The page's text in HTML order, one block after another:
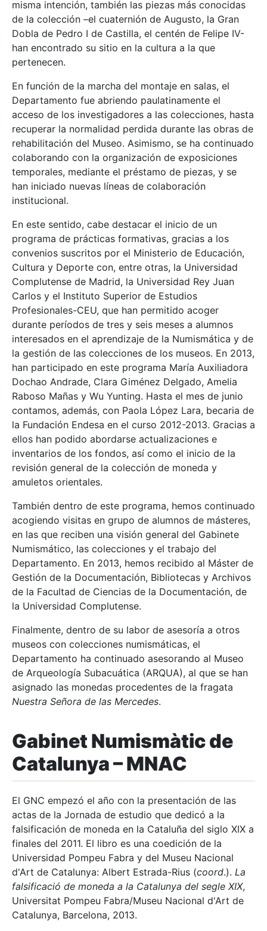
misma intención, también las piezas más conocidas
de la colección –el cuaternión de Augusto, la Gran
Dobla de Pedro I de Castilla, el centén de Felipe IV-
han encontrado su sitio en la cultura a la que
pertenecen.
En función de la marcha del montaje en salas, el
Departamento fue abriendo paulatinamente el
acceso de los investigadores a las colecciones, hasta
recuperar la normalidad perdida durante las obras de
rehabilitación del Museo. Asimismo, se ha continuado
colaborando con la organización de exposiciones
temporales, mediante el préstamo de piezas, y se
han iniciado nuevas líneas de colaboración
institucional.
En este sentido, cabe destacar el inicio de un
programa de prácticas formativas, gracias a los
convenios suscritos por el Ministerio de Educación,
Cultura y Deporte con, entre otras, la Universidad
Complutense de Madrid, la Universidad Rey Juan
Carlos y el Instituto Superior de Estudios
Profesionales-CEU, que han permitido acoger
durante períodos de tres y seis meses a alumnos
interesados en el aprendizaje de la Numismática y de
la gestión de las colecciones de los museos. En 2013,
han participado en este programa María Auxiliadora
Dochao Andrade, Clara Giménez Delgado, Amelia
Raboso Mañas y Wu Yunting. Hasta el mes de junio
contamos, además, con Paola López Lara, becaria de
la Fundación Endesa en el curso 2012-2013. Gracias a
ellos han podido abordarse actualizaciones e
inventarios de los fondos, así como el inicio de la
revisión general de la colección de moneda y
amuletos orientales.
También dentro de este programa, hemos continuado
acogiendo visitas en grupo de alumnos de másteres,
en las que reciben una visión general del Gabinete
Numismático, las colecciones y el trabajo del
Departamento. En 2013, hemos recibido al Máster de
Gestión de la Documentación, Bibliotecas y Archivos
de la Facultad de Ciencias de la Documentación, de
la Universidad Complutense.
Finalmente, dentro de su labor de asesoría a otros
museos con colecciones numismáticas, el
Departamento ha continuado asesorando al Museo
de Arqueología Subacuática (ARQUA), al que se han
asignado las monedas procedentes de la fragata
Nuestra Señora de las Mercedes.
Gabinet Numismàtic de
Catalunya – MNAC
El GNC empezó el año con la presentación de las
actas de la Jornada de estudio que dedicó a la
falsificación de moneda en la Cataluña del siglo XIX a
finales del 2011. El libro es una coedición de la
Universidad Pompeu Fabra y del Museu Nacional
d'Art de Catalunya: Albert Estrada-Rius (coord.). La
falsificació de moneda a la Catalunya del segle XIX,
Universitat Pompeu Fabra/Museu Nacional d'Art de
Catalunya, Barcelona, 2013.